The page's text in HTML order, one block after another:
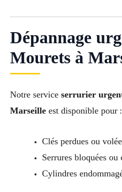
Dépannage
Mourets à
Notre service serrurier
Marseille est disponible pour :
Clés perdues ou
Serrures bloquées ou
Cylindres